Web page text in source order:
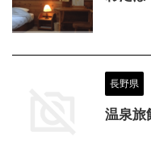
長野県
温泉旅